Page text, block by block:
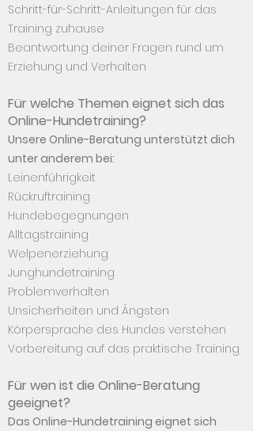
Schritt-für-Schritt-Anleitungen für das
Training zuhause
Beantwortung deiner Fragen rund um
Erziehung und Verhalten
Für welche Themen eignet sich das
Online-Hundetraining?
Unsere Online-Beratung unterstützt dich
unter anderem bei:
Leinenführigkeit
Rückruftraining
Hundebegegnungen
Alltagstraining
Welpenerziehung
Junghundetraining
Problemverhalten
Unsicherheiten und Ängsten
Körpersprache des Hundes verstehen
Vorbereitung auf das praktische Training
Für wen ist die Online-Beratung
geeignet?
Das Online-Hundetraining eignet sich